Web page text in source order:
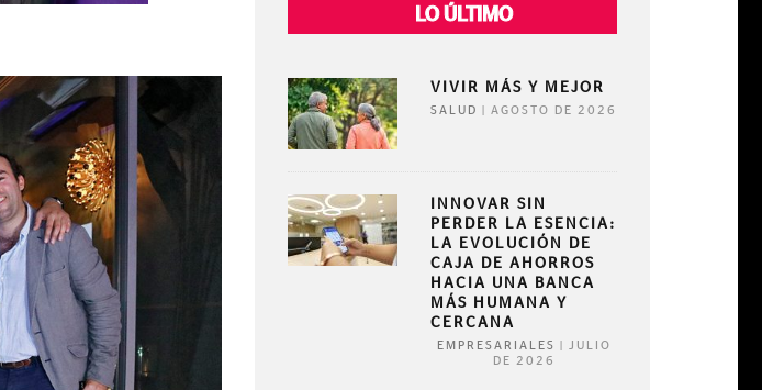
LO ÚLTIMO
VIVIR MÁS Y MEJOR
SALUD AGOSTO DE 2026
INNOVAR SIN
PERDER LA ESENCIA:
LA EVOLUCIÓN DE
CAJA DE AHORROS
HACIA UNA BANCA
MÁS HUMANA Y
CERCANA
EMPRESARIALES
JULIO
DE 2026